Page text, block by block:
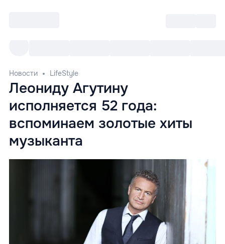
Новости LifeStyle
Леониду Агутину
исполняется 52 года:
вспоминаем золотые хиты
музыканта